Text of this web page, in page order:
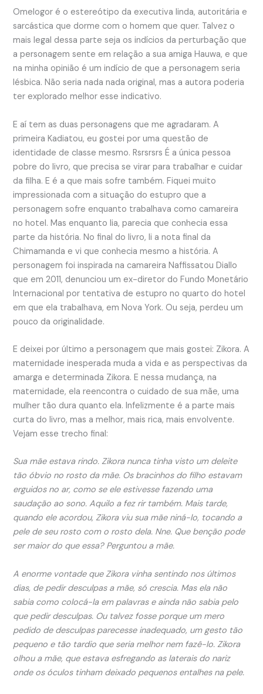
Omelogor é o estereótipo da executiva linda, autoritária e
sarcástica que dorme com o homem que quer. Talvez o
mais legal dessa parte seja os indícios da perturbação que
a personagem sente em relação a sua amiga Hauwa, e que
na minha opinião é um indício de que a personagem seria
lésbica. Não seria nada nada original, mas a autora poderia
ter explorado melhor esse indicativo.
E aí tem as duas personagens que me agradaram. A
primeira Kadiatou, eu gostei por uma questão de
identidade de classe mesmo. Rsrsrsrs É a única pessoa
pobre do livro, que precisa se virar para trabalhar e cuidar
da filha. E é a que mais sofre também. Fiquei muito
impressionada com a situação do estupro que a
personagem sofre enquanto trabalhava como camareira
no hotel. Mas enquanto lia, parecia que conhecia essa
parte da história. No final do livro, li a nota final da
Chimamanda e vi que conhecia mesmo a história. A
personagem foi inspirada na camareira Naffissatou Diallo
que em 2011, denunciou um ex-diretor do Fundo Monetário
Internacional por tentativa de estupro no quarto do hotel
em que ela trabalhava, em Nova York. Ou seja, perdeu um
pouco da originalidade.
E deixei por último a personagem que mais gostei: Zikora. A
maternidade inesperada muda a vida e as perspectivas da
amarga e determinada Zikora. E nessa mudança, na
maternidade, ela reencontra o cuidado de sua mãe, uma
mulher tão dura quanto ela. Infelizmente é a parte mais
curta do livro, mas a melhor, mais rica, mais envolvente.
Vejam esse trecho final:
Sua mãe estava rindo. Zikora nunca tinha visto um deleite
tão óbvio no rosto da mãe. Os bracinhos do filho estavam
erguidos no ar, como se ele estivesse fazendo uma
saudação ao sono. Aquilo a fez rir também. Mais tarde,
quando ele acordou, Zikora viu sua mãe niná-lo, tocando a
pele de seu rosto com o rosto dela. Nne. Que benção pode
ser maior do que essa? Perguntou a mãe.
A enorme vontade que Zikora vinha sentindo nos últimos
dias, de pedir desculpas a mãe, só crescia. Mas ela não
sabia como colocá-la em palavras e ainda não sabia pelo
que pedir desculpas. Ou talvez fosse porque um mero
pedido de desculpas parecesse inadequado, um gesto tão
pequeno e tão tardio que seria melhor nem fazê-lo. Zikora
olhou a mãe, que estava esfregando as laterais do nariz
onde os óculos tinham deixado pequenos entalhes na pele.